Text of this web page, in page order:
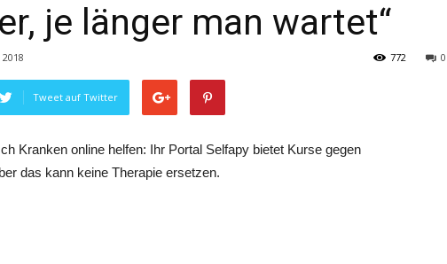
je länger man wartet“
0
772
Tweet auf Twitter
Kranken online helfen: Ihr Portal Selfapy bietet Kurse gegen
das kann keine Therapie ersetzen.